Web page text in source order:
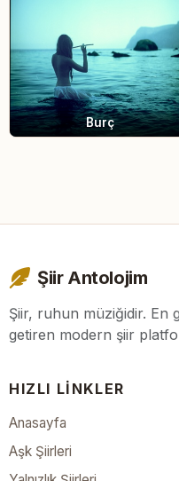
Burç
Şiir Antolojim
Şiir, ruhun müziğidir. En
getiren modern şiir
HIZLI LINKLER
Anasayfa
Aşk Şiirleri